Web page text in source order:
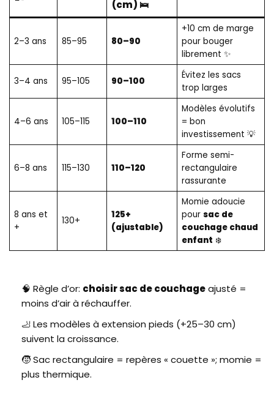
(cm) 🛌
2–3 ans 85–95 80–90
+10 cm de marge
pour bouger
librement ✨
3–4 ans 95–105 90–100
Évitez les sacs
trop larges
4–6 ans 105–115 100–110
Modèles évolutifs
= bon
investissement 💡
6–8 ans 115–130 110–120
Forme semi-
rectangulaire
rassurante
8 ans et
+
130+
125+
(ajustable)
Momie adoucie
pour sac de
couchage chaud
enfant ❄️
🧠 Règle d’or: choisir sac de couchageajusté =
moins d’air à réchauffer.
🦶 Les modèles à extension pieds (+25–30 cm)
suivent la croissance.
🧒 Sac rectangulaire = repères « couette »; momie =
plus thermique.